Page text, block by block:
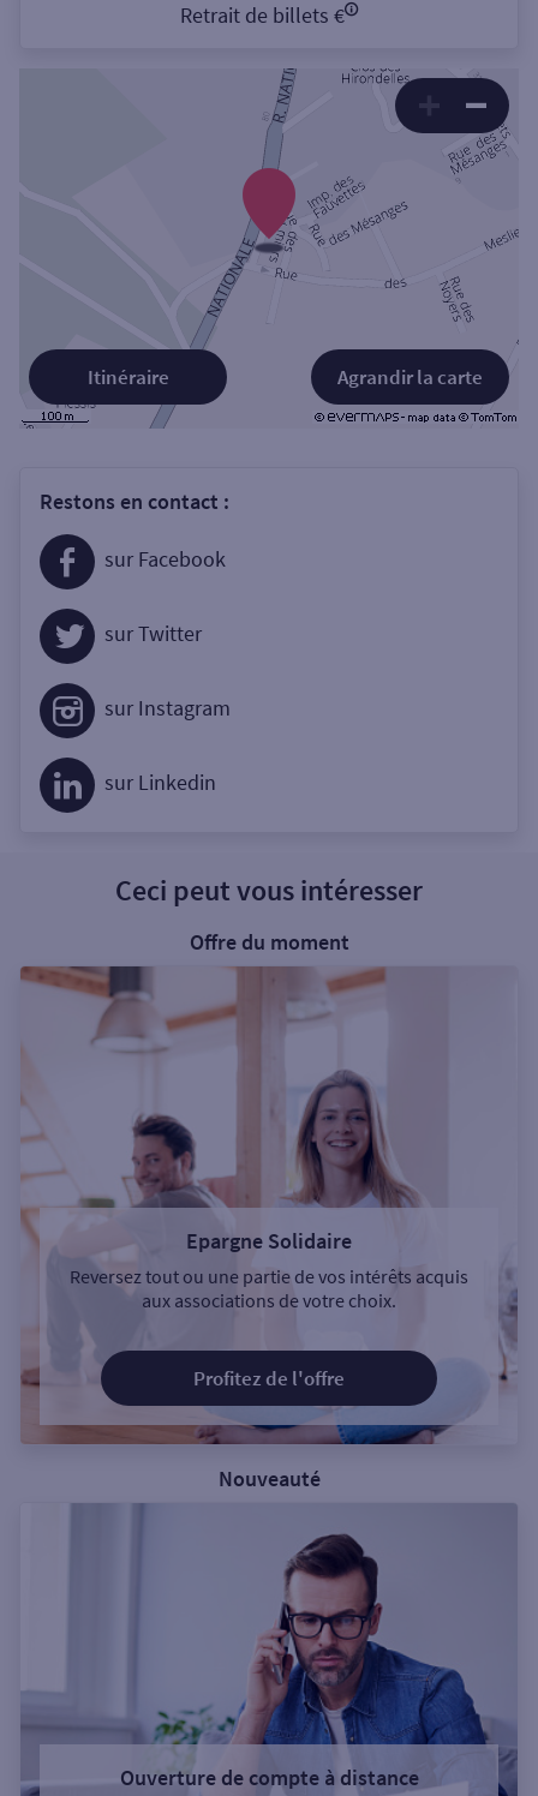
Retrait de billets €
Agrandir la carte
Itinéraire
Restons en contact :
sur Facebook
sur Twitter
sur Instagram
sur Linkedin
Ceci peut vous intéresser
Offre du moment
Epargne Solidaire
Reversez tout ou une partie de vos intérêts acquis
aux associations de votre choix.
Profitez de l'offre
Nouveauté
Ouverture de compte à distance